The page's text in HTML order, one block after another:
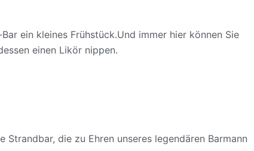
ein kleines Frühstück.Und immer hier können Sie
einen Likör nippen.
die zu Ehren unseres legendären Barmann